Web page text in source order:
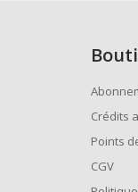
Crédits
Points
CGV